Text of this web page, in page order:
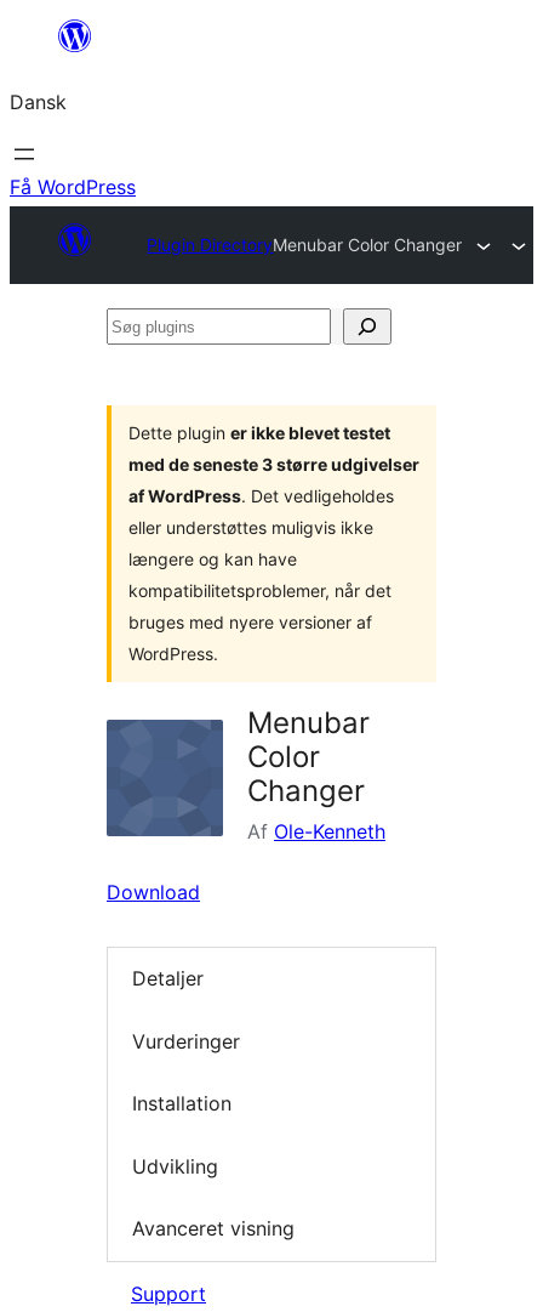
Spring
indhold
Dansk
Få WordPress
Plugin DirectoryMenubar Color Changer
Søg
Dette plugin er ikke blevet testet
med de seneste 3 større udgivelser
af WordPress. Det vedligeholdes
eller understøttes muligvis ikke
længere og kan have
kompatibilitetsproblemer, når det
bruges med nyere versioner af
WordPress.
Menubar
Color
Changer
Af Ole-Kenneth
Download
Detaljer
Vurderinger
Installation
Udvikling
Avanceret visning
Support